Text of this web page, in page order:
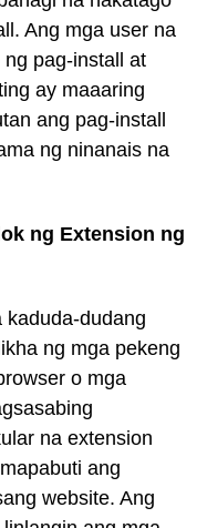
Ang mga user na
pag-install at
ay maaaring
ang pag-install
ng ninanais na
ng Extension ng
kaduda-dudang
ng mga pekeng
o mga
na extension
ang
website. Ang